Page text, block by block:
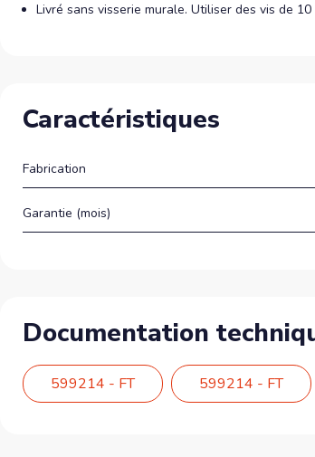
Livré sans visserie murale. Utiliser des vis de
Caractéristiques
Fabrication
Garantie (mois)
Documentation
599214 - FT 599214 - FT